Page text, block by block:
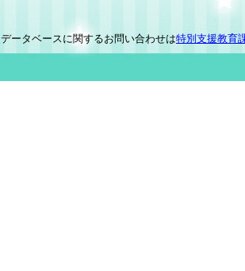
データベースに関するお問い合わせは特別支援教育